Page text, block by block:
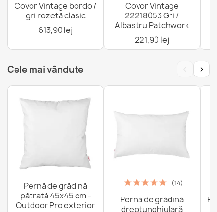
Covor Vintage bordo /
gri rozetă clasic
613,90 lej
Covor Vintage
22218053 Gri /
Albastru Patchwork
221,90 lej
Cele mai vândute ‹ ›
Pernă de grădină
pătrată 45x45 cm -
Outdoor Pro exterior
(14)
Pernă de grădină
dreptunghiulară